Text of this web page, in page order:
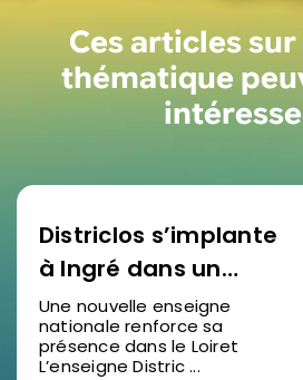
Ces articles
thématique
Districlos s’implante
à Ingré dans un
nouveau bâtiment
d’activités
Une nouvelle enseigne
nationale renforce sa
présence dans le Loiret
L’enseigne Distric ...